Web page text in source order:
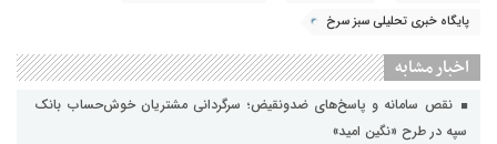
پایگاه خبری تحلیلی سبز سرخ
اخبار مشابه
نقص سامانه و پاسخ‌های ضدونقیض؛ سرگردانی مشتریان خوش‌حساب بانک
سپه در طرح «نگین امید»